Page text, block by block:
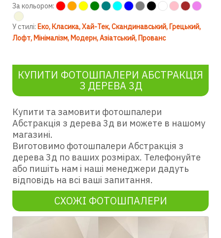
За кольором:
У стилі: Еко Класика Хай-Тек Скандинавський Грецький
Лофт Мінімалізм Модерн Азіатський Прованс
КУПИТИ ФОТОШПАЛЕРИ АБСТРАКЦІЯ
З ДЕРЕВА 3Д
Купити та замовити фотошпалери
Абстракція з дерева 3д ви можете в нашому
магазині.
Виготовимо фотошпалери Абстракція з
дерева 3д по ваших розмірах. Телефонуйте
або пишіть нам і наші менеджери дадуть
відповідь на всі ваші запитання.
СХОЖІ ФОТОШПАЛЕРИ